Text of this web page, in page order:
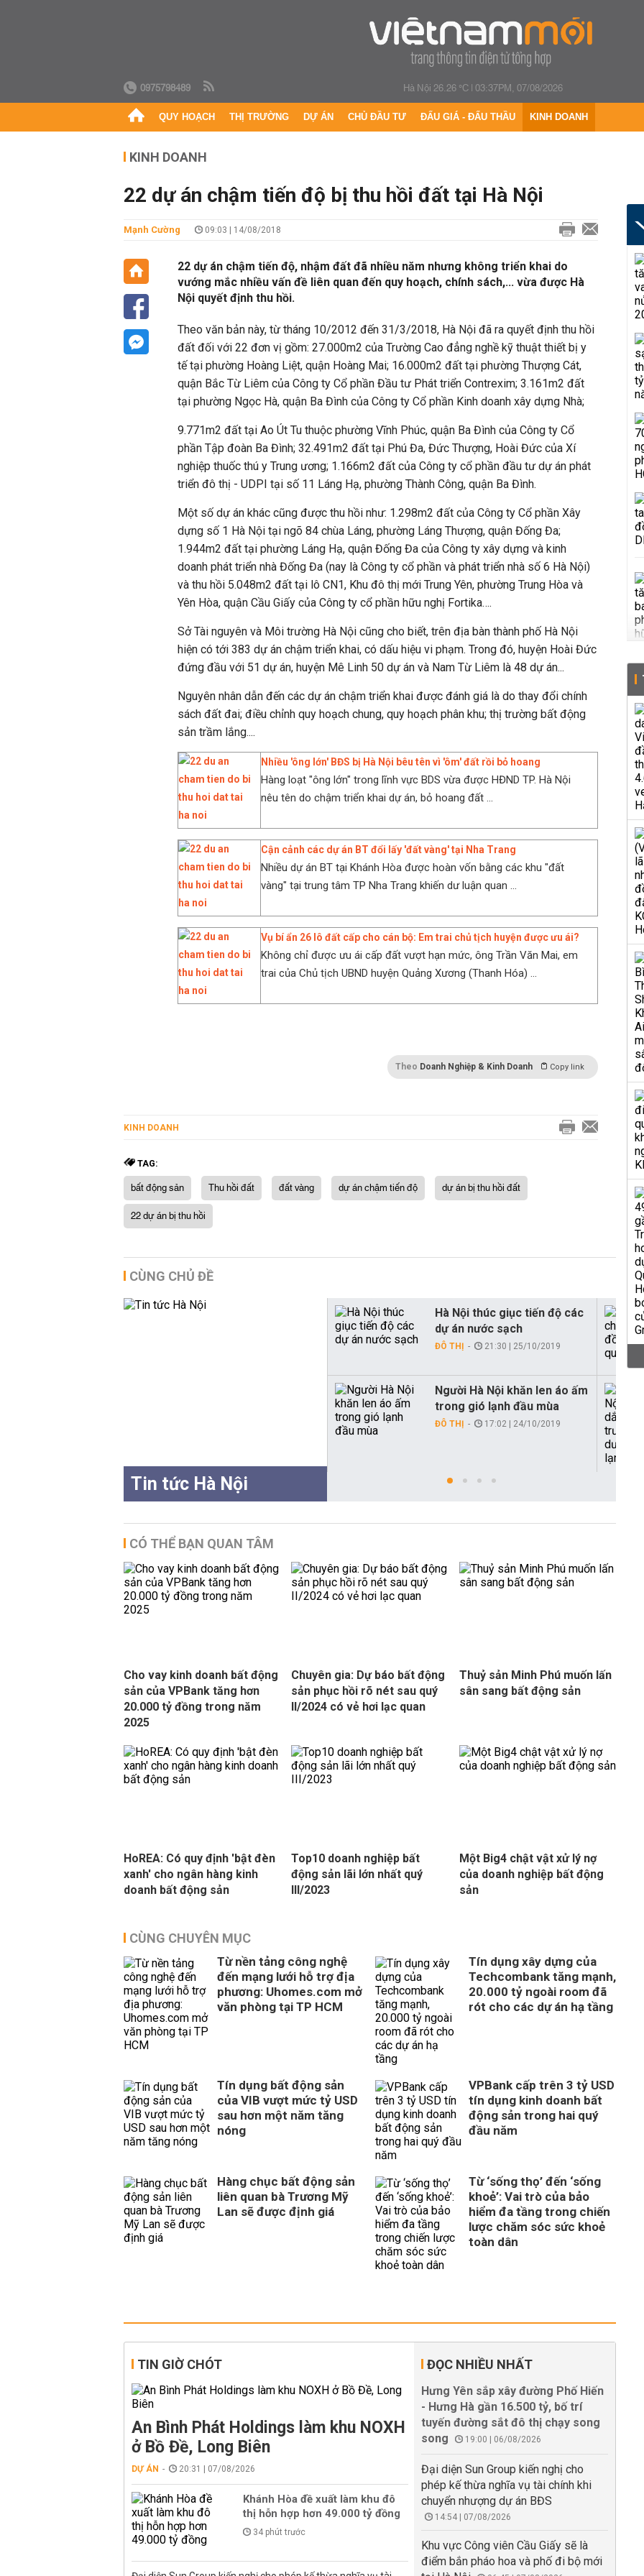
0975798489 Hà Nội 26.26 °C|03:37PM, 07/08/2026
QUY HOẠCH THỊ TRƯỜNG DỰ ÁN CHỦ ĐẦU TƯ ĐẤU GIÁ - ĐẤU THẦU KINH DOANH
KINH DOANH
22 dự án chậm tiến độ bị thu hồi đất tại Hà Nội
Mạnh Cường 09:03 | 14/08/2018
22 dự án chậm tiến độ, nhậm đất đã nhiều năm nhưng không triển khai do
vướng mắc nhiều vấn đề liên quan đến quy hoạch, chính sách,... vừa được Hà
Nội quyết định thu hồi.
Theo văn bản này, từ tháng 10/2012 đến 31/3/2018, Hà Nội đã ra quyết định thu hồi
đất đối với 22 đơn vị gồm: 27.000m2 của Trường Cao đẳng nghề kỹ thuật thiết bị y
tế tại phường Hoàng Liệt, quận Hoàng Mai; 16.000m2 đất tại phường Thượng Cát,
quận Bắc Từ Liêm của Công ty Cổ phần Đầu tư Phát triển Contrexim; 3.161m2 đất
tại phường Ngọc Hà, quận Ba Đình của Công ty Cổ phần Kinh doanh xây dựng Nhà;
9.771m2 đất tại Ao Út Tu thuộc phường Vĩnh Phúc, quận Ba Đình của Công ty Cổ
phần Tập đoàn Ba Đình; 32.491m2 đất tại Phú Đa, Đức Thượng, Hoài Đức của Xí
nghiệp thuốc thú y Trung ương; 1.166m2 đất của Công ty cổ phần đầu tư dự án phát
triển đô thị - UDPI tại số 11 Láng Hạ, phường Thành Công, quận Ba Đình.
Một số dự án khác cũng được thu hồi như: 1.298m2 đất của Công ty Cổ phần Xây
dựng số 1 Hà Nội tại ngõ 84 chùa Láng, phường Láng Thượng, quận Đống Đa;
1.944m2 đất tại phường Láng Hạ, quận Đống Đa của Công ty xây dựng và kinh
doanh phát triển nhà Đống Đa (nay là Công ty cổ phần và phát triển nhà số 6 Hà Nội)
và thu hồi 5.048m2 đất tại lô CN1, Khu đô thị mới Trung Yên, phường Trung Hòa và
Yên Hòa, quận Cầu Giấy của Công ty cổ phần hữu nghị Fortika….
Sở Tài nguyên và Môi trường Hà Nội cũng cho biết, trên địa bàn thành phố Hà Nội
hiện có tới 383 dự án chậm triển khai, có dấu hiệu vi phạm. Trong đó, huyện Hoài Đức
đứng đầu với 51 dự án, huyện Mê Linh 50 dự án và Nam Từ Liêm là 48 dự án...
Nguyên nhân dẫn đến các dự án chậm triển khai được đánh giá là do thay đổi chính
sách đất đai; điều chỉnh quy hoạch chung, quy hoạch phân khu; thị trường bất động
sản trầm lắng....
Nhiều 'ông lớn' BĐS bị Hà Nội bêu tên vì 'ôm' đất rồi bỏ hoang
Hàng loạt "ông lớn" trong lĩnh vực BDS vừa được HĐND TP. Hà Nội
nêu tên do chậm triển khai dự án, bỏ hoang đất ...
Cận cảnh các dự án BT đổi lấy 'đất vàng' tại Nha Trang
Nhiều dự án BT tại Khánh Hòa được hoàn vốn bằng các khu "đất
vàng" tại trung tâm TP Nha Trang khiến dư luận quan ...
Vụ bí ẩn 26 lô đất cấp cho cán bộ: Em trai chủ tịch huyện được ưu ái?
Không chỉ được ưu ái cấp đất vượt hạn mức, ông Trần Văn Mai, em
trai của Chủ tịch UBND huyện Quảng Xương (Thanh Hóa) ...
Theo Doanh Nghiệp & Kinh Doanh Copy link
KINH DOANH
TAG:
bất động sản Thu hồi đất đất vàng dự án chậm tiến độ
dự án bị thu hồi đất
22 dự án bị thu hồi
CÙNG CHỦ ĐỀ
Tin tức Hà Nội
Hà Nội thúc giục tiến độ các
dự án nước sạch
ĐÔ THỊ 21:30 | 25/10/2019
Người Hà Nội khăn len áo ấm
trong gió lạnh đầu mùa
ĐÔ THỊ 17:02 | 24/10/2019
CÓ THỂ BẠN QUAN TÂM
Cho vay kinh doanh bất động
sản của VPBank tăng hơn
20.000 tỷ đồng trong năm
2025
Chuyên gia: Dự báo bất động
sản phục hồi rõ nét sau quý
II/2024 có vẻ hơi lạc quan
Thuỷ sản Minh Phú muốn lấn
sân sang bất động sản
HoREA: Có quy định 'bật đèn
xanh' cho ngân hàng kinh
doanh bất động sản
Top10 doanh nghiệp bất
động sản lãi lớn nhất quý
III/2023
Một Big4 chật vật xử lý nợ
của doanh nghiệp bất động
sản
CÙNG CHUYÊN MỤC
Từ nền tảng công nghệ
đến mạng lưới hỗ trợ địa
phương: Uhomes.com mở
văn phòng tại TP HCM
Tín dụng xây dựng của
Techcombank tăng mạnh,
20.000 tỷ ngoài room đã
rót cho các dự án hạ tầng
Tín dụng bất động sản
của VIB vượt mức tỷ USD
sau hơn một năm tăng
nóng
VPBank cấp trên 3 tỷ USD
tín dụng kinh doanh bất
động sản trong hai quý
đầu năm
Hàng chục bất động sản
liên quan bà Trương Mỹ
Lan sẽ được định giá
Từ ‘sống thọ’ đến ‘sống
khoẻ’: Vai trò của bảo
hiểm đa tầng trong chiến
lược chăm sóc sức khoẻ
toàn dân
TIN GIỜ CHÓT
An Bình Phát Holdings làm khu NOXH
ở Bồ Đề, Long Biên
DỰ ÁN 20:31 | 07/08/2026
Khánh Hòa đề xuất làm khu đô
thị hỗn hợp hơn 49.000 tỷ đồng
34 phút trước
ĐỌC NHIỀU NHẤT
Hưng Yên sắp xây đường Phố Hiến
- Hưng Hà gần 16.500 tỷ, bố trí
tuyến đường sắt đô thị chạy song
song
19:00 | 06/08/2026
Đại diện Sun Group kiến nghị cho
phép kế thừa nghĩa vụ tài chính khi
chuyển nhượng dự án BĐS
14:54 | 07/08/2026
Khu vực Công viên Cầu Giấy sẽ là
điểm bắn pháo hoa và phố đi bộ mới